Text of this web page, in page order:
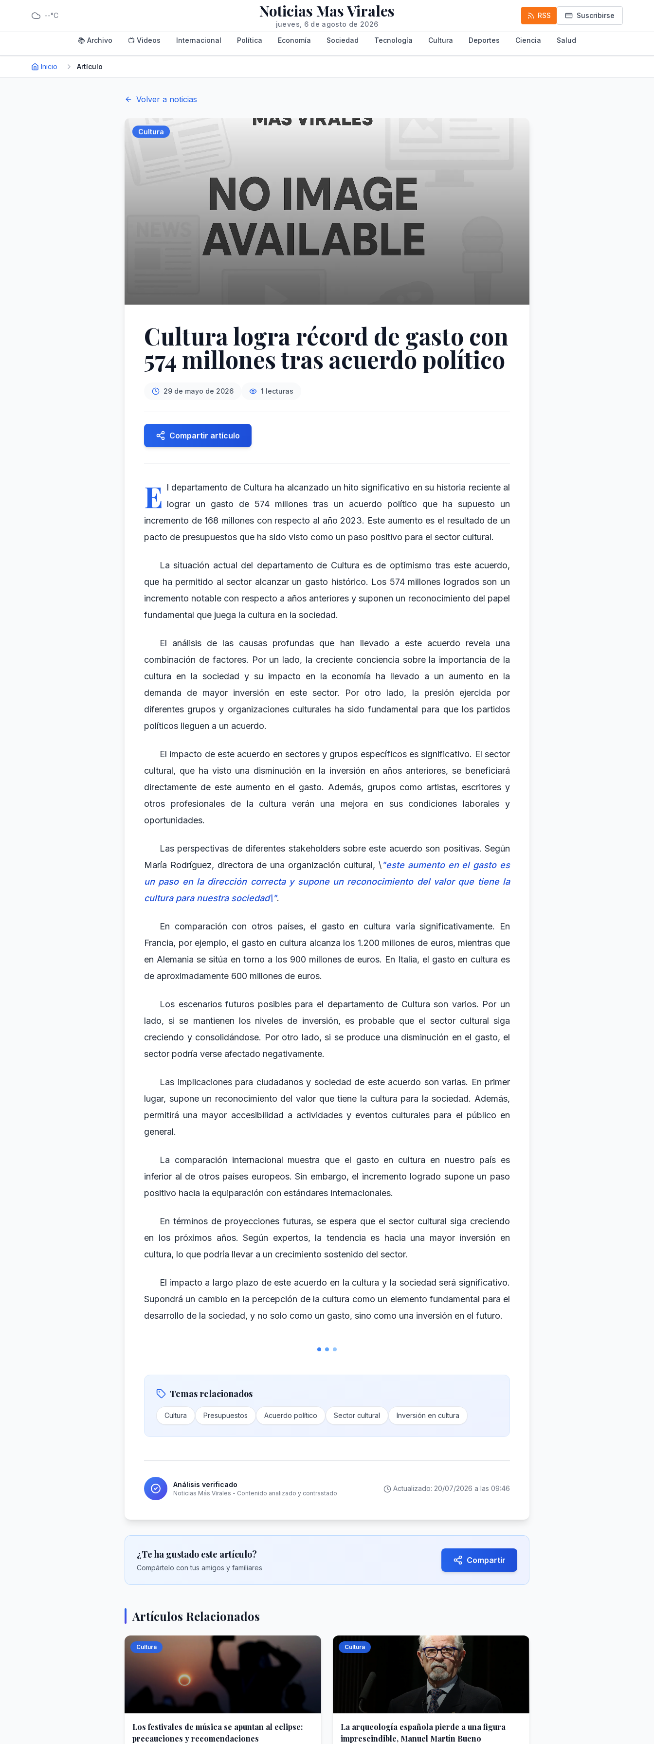
--°C Noticias Mas Virales
jueves, 6 de agosto de 2026
RSS Suscribirse
📚 Archivo 📺 Videos Internacional Política Economía Sociedad Tecnología Cultura Deportes Ciencia Salud
Inicio Artículo
Volver a noticias
Cultura
Cultura logra récord de gasto con
574 millones tras acuerdo político
29 de mayo de 2026 1 lecturas
Compartir artículo
E l departamento de Cultura ha alcanzado un hito significativo en su historia reciente al
lograr un gasto de 574 millones tras un acuerdo político que ha supuesto un
incremento de 168 millones con respecto al año 2023. Este aumento es el resultado de un
pacto de presupuestos que ha sido visto como un paso positivo para el sector cultural.
La situación actual del departamento de Cultura es de optimismo tras este acuerdo,
que ha permitido al sector alcanzar un gasto histórico. Los 574 millones logrados son un
incremento notable con respecto a años anteriores y suponen un reconocimiento del papel
fundamental que juega la cultura en la sociedad.
El análisis de las causas profundas que han llevado a este acuerdo revela una
combinación de factores. Por un lado, la creciente conciencia sobre la importancia de la
cultura en la sociedad y su impacto en la economía ha llevado a un aumento en la
demanda de mayor inversión en este sector. Por otro lado, la presión ejercida por
diferentes grupos y organizaciones culturales ha sido fundamental para que los partidos
políticos lleguen a un acuerdo.
El impacto de este acuerdo en sectores y grupos específicos es significativo. El sector
cultural, que ha visto una disminución en la inversión en años anteriores, se beneficiará
directamente de este aumento en el gasto. Además, grupos como artistas, escritores y
otros profesionales de la cultura verán una mejora en sus condiciones laborales y
oportunidades.
Las perspectivas de diferentes stakeholders sobre este acuerdo son positivas. Según
María Rodríguez, directora de una organización cultural, \"este aumento en el gasto es
un paso en la dirección correcta y supone un reconocimiento del valor que tiene la
cultura para nuestra sociedad\".
En comparación con otros países, el gasto en cultura varía significativamente. En
Francia, por ejemplo, el gasto en cultura alcanza los 1.200 millones de euros, mientras que
en Alemania se sitúa en torno a los 900 millones de euros. En Italia, el gasto en cultura es
de aproximadamente 600 millones de euros.
Los escenarios futuros posibles para el departamento de Cultura son varios. Por un
lado, si se mantienen los niveles de inversión, es probable que el sector cultural siga
creciendo y consolidándose. Por otro lado, si se produce una disminución en el gasto, el
sector podría verse afectado negativamente.
Las implicaciones para ciudadanos y sociedad de este acuerdo son varias. En primer
lugar, supone un reconocimiento del valor que tiene la cultura para la sociedad. Además,
permitirá una mayor accesibilidad a actividades y eventos culturales para el público en
general.
La comparación internacional muestra que el gasto en cultura en nuestro país es
inferior al de otros países europeos. Sin embargo, el incremento logrado supone un paso
positivo hacia la equiparación con estándares internacionales.
En términos de proyecciones futuras, se espera que el sector cultural siga creciendo
en los próximos años. Según expertos, la tendencia es hacia una mayor inversión en
cultura, lo que podría llevar a un crecimiento sostenido del sector.
El impacto a largo plazo de este acuerdo en la cultura y la sociedad será significativo.
Supondrá un cambio en la percepción de la cultura como un elemento fundamental para el
desarrollo de la sociedad, y no solo como un gasto, sino como una inversión en el futuro.
Temas relacionados
Cultura Presupuestos Acuerdo político Sector cultural Inversión en cultura
Análisis verificado
Noticias Más Virales - Contenido analizado y contrastado
Actualizado: 20/07/2026 a las 09:46
¿Te ha gustado este artículo?
Compártelo con tus amigos y familiares
Compartir
Artículos Relacionados
Cultura
Los festivales de música se apuntan al eclipse:
precauciones y recomendaciones
Cultura
La arqueología española pierde a una figura
imprescindible, Manuel Martín Bueno